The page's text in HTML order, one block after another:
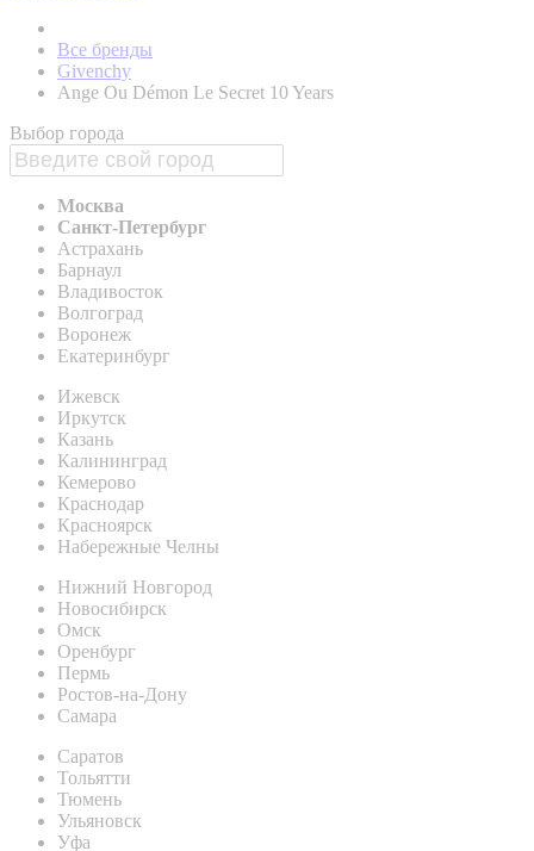
Все бренды
Givenchy
Ange Ou Démon Le Secret 10 Years
Выбор города
Москва
Санкт-Петербург
Астрахань
Барнаул
Владивосток
Волгоград
Воронеж
Екатеринбург
Ижевск
Иркутск
Казань
Калининград
Кемерово
Краснодар
Красноярск
Набережные Челны
Нижний Новгород
Новосибирск
Омск
Оренбург
Пермь
Ростов-на-Дону
Самара
Саратов
Тольятти
Тюмень
Ульяновск
Уфа